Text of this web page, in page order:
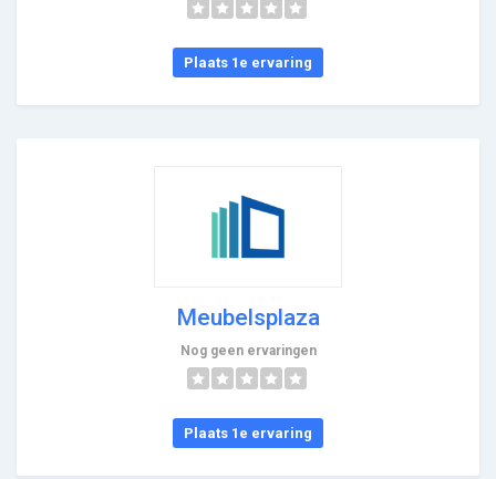
Plaats 1e ervaring
Meubelsplaza
Nog geen ervaringen
Plaats 1e ervaring